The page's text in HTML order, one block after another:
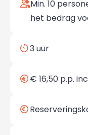
Min. 10
het bedrag
3 uur
€ 16,50 p.p.